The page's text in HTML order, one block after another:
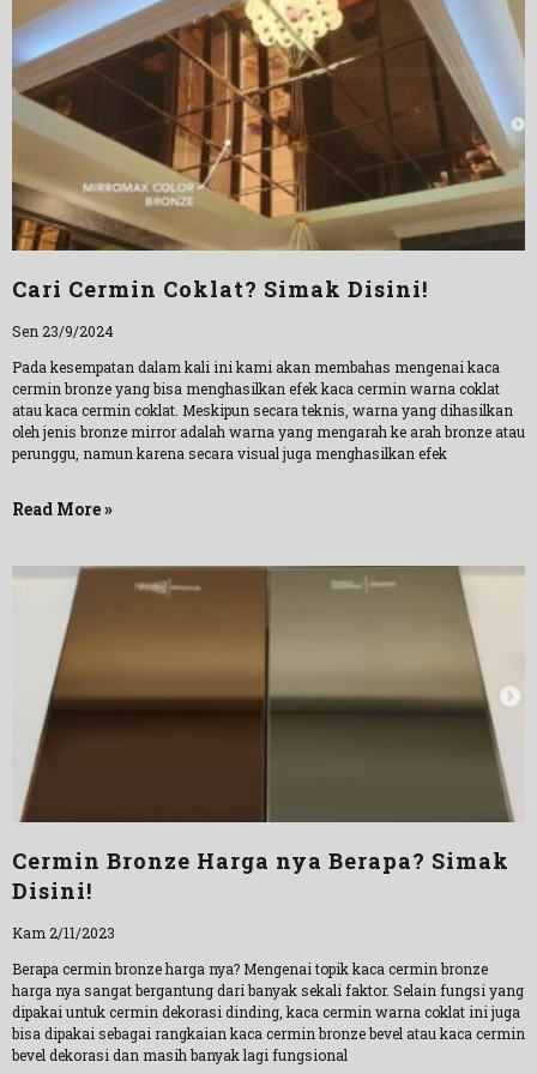
Cari Cermin Coklat? Simak Disini!
Sen 23/9/2024
Pada kesempatan dalam kali ini kami akan membahas mengenai kaca
cermin bronze yang bisa menghasilkan efek kaca cermin warna coklat
atau kaca cermin coklat. Meskipun secara teknis, warna yang dihasilkan
oleh jenis bronze mirror adalah warna yang mengarah ke arah bronze atau
perunggu, namun karena secara visual juga menghasilkan efek
Read More »
Cermin Bronze Harga nya Berapa? Simak
Disini!
Kam 2/11/2023
Berapa cermin bronze harga nya? Mengenai topik kaca cermin bronze
harga nya sangat bergantung dari banyak sekali faktor. Selain fungsi yang
dipakai untuk cermin dekorasi dinding, kaca cermin warna coklat ini juga
bisa dipakai sebagai rangkaian kaca cermin bronze bevel atau kaca cermin
bevel dekorasi dan masih banyak lagi fungsional